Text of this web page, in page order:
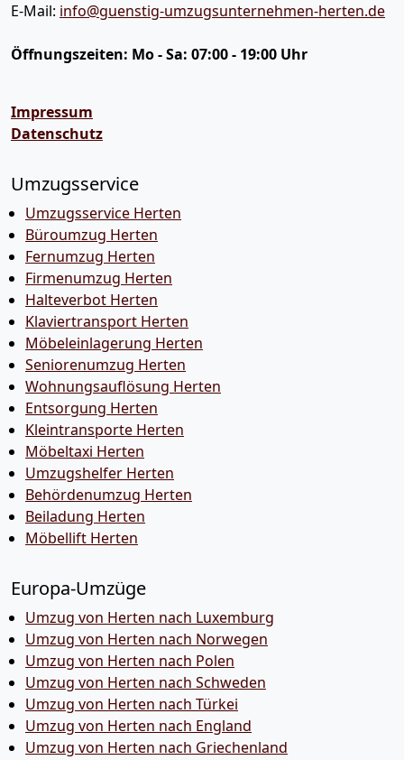
E-Mail: info@guenstig-umzugsunternehmen-herten.de
Öffnungszeiten: Mo - Sa: 07:00 - 19:00 Uhr
Impressum
Datenschutz
Umzugsservice
Umzugsservice Herten
Büroumzug Herten
Fernumzug Herten
Firmenumzug Herten
Halteverbot Herten
Klaviertransport Herten
Möbeleinlagerung Herten
Seniorenumzug Herten
Wohnungsauflösung Herten
Entsorgung Herten
Kleintransporte Herten
Möbeltaxi Herten
Umzugshelfer Herten
Behördenumzug Herten
Beiladung Herten
Möbellift Herten
Europa-Umzüge
Umzug von Herten nach Luxemburg
Umzug von Herten nach Norwegen
Umzug von Herten nach Polen
Umzug von Herten nach Schweden
Umzug von Herten nach Türkei
Umzug von Herten nach England
Umzug von Herten nach Griechenland